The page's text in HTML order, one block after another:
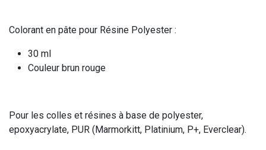
Colorant en pâte pour Résine Polyester :
30 ml
Couleur brun rouge
Pour les colles et résines à base de polyester,
epoxyacrylate, PUR (Marmorkitt, Platinium, P+, Everclear).